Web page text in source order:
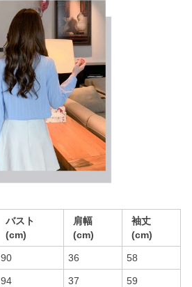
バスト
(cm)
肩幅
(cm)
袖丈
(cm)
90 36 58
94 37 59